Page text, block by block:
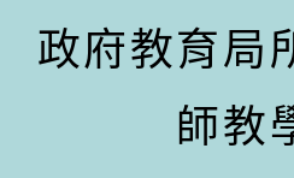
政府教育局
師教